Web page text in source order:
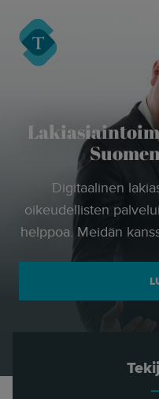
Turre Legal
Digitaalinen lakiasiaintoimistomme tekee
oikeudellisten
helppoa. Meidän